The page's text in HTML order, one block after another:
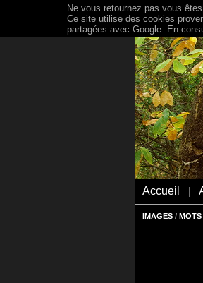
Accueil
IMAGES /
Ne vous retournez pas vous
Ce site utilise des cookies
partagées avec Google. En